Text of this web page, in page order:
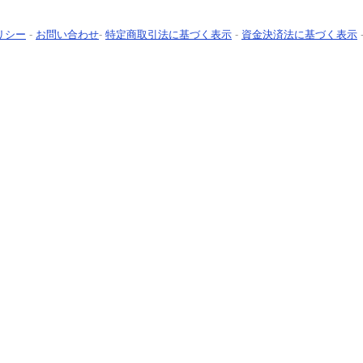
シー - お問い合わせ- 特定商取引法に基づく表示 - 資金決済法に基づく表示 -